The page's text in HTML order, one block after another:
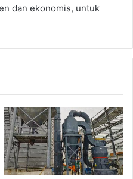
dan ekonomis, untuk